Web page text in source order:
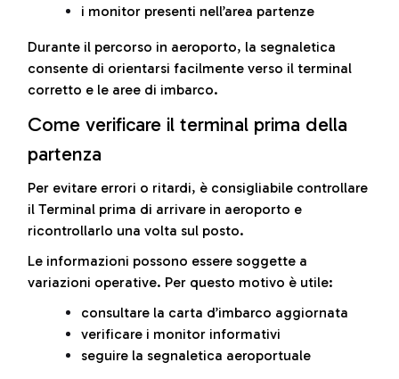
i monitor presenti nell’area partenze
Durante il percorso in aeroporto, la segnaletica
consente di orientarsi facilmente verso il terminal
corretto e le aree di imbarco.
Come verificare il terminal prima della
partenza
Per evitare errori o ritardi, è consigliabile controllare
il Terminal prima di arrivare in aeroporto e
ricontrollarlo una volta sul posto.
Le informazioni possono essere soggette a
variazioni operative. Per questo motivo è utile:
consultare la carta d’imbarco aggiornata
verificare i monitor informativi
seguire la segnaletica aeroportuale